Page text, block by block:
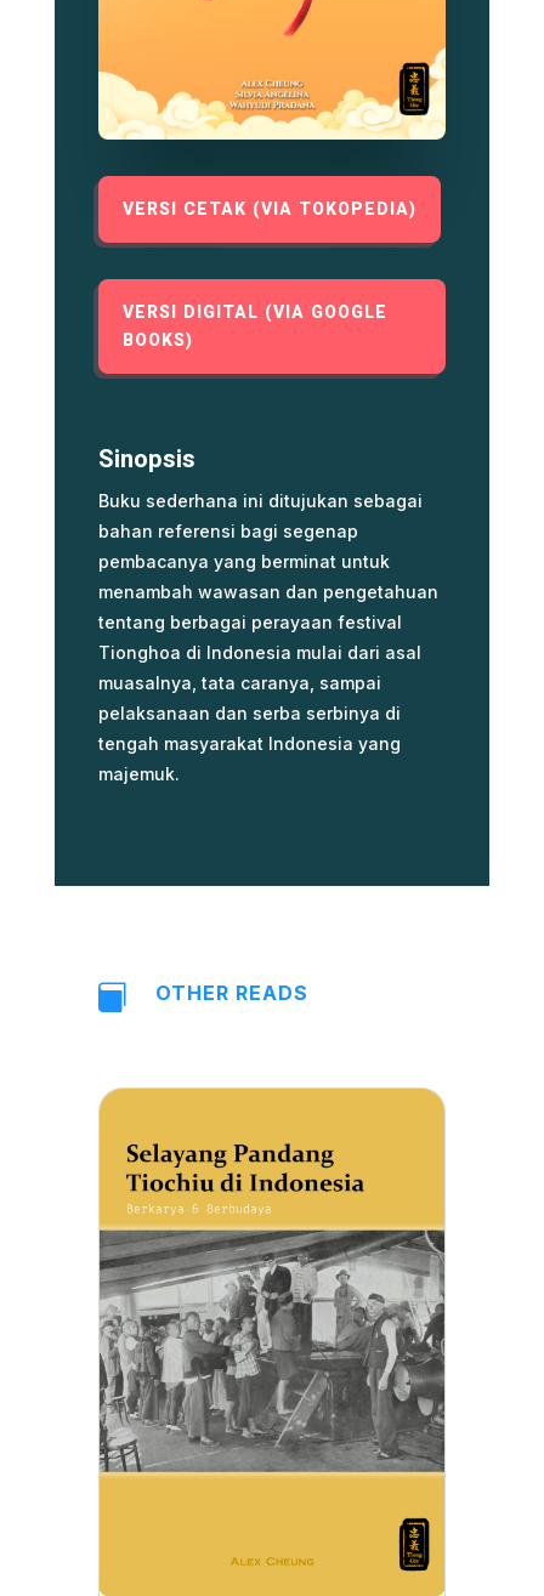
VERSI CETAK (VIA TOKOPEDIA)
VERSI DIGITAL (VIA GOOGLE
BOOKS)
Sinopsis
Buku sederhana ini ditujukan sebagai
bahan referensi bagi segenap
pembacanya yang berminat untuk
menambah wawasan dan pengetahuan
tentang berbagai perayaan festival
Tionghoa di Indonesia mulai dari asal
muasalnya, tata caranya, sampai
pelaksanaan dan serba serbinya di
tengah masyarakat Indonesia yang
majemuk.
 OTHER READS